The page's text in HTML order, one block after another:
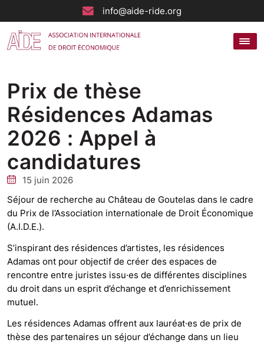
info@aide-ride.org
Prix de thèse
Résidences Adamas
2026 : Appel à
candidatures
15 juin 2026
Séjour de recherche au Château de Goutelas dans le cadre
du Prix de l’Association internationale de Droit Économique
(A.I.D.E.).
S’inspirant des résidences d’artistes, les résidences
Adamas ont pour objectif de créer des espaces de
rencontre entre juristes issu·es de différentes disciplines
du droit dans un esprit d’échange et d’enrichissement
mutuel.
Les résidences Adamas offrent aux lauréat·es de prix de
thèse des partenaires un séjour d’échange dans un lieu